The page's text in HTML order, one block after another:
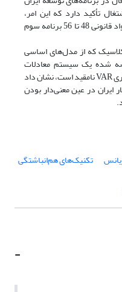
تأکید دارد که این امر،
به‌عدم‌تعادل بازار کار منجر می‌شود(مواد قانونی 48 تا 56 برنامه سوم
که از مدل‌های اساسی
شده یک سیستم معادلات
هم‌زمان در قالب الگوی خودتوضیح‌برداری VAR نامقید است، نشان داد
ایران در عین معنی‌دار بودن
تکنیک‌های هم‌انباشتگی
-